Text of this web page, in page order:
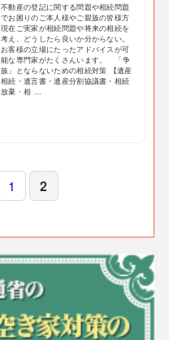
不動産の登記に関する問題や相続問題
でお困りのご本人様やご親族の皆様方
現在ご実家が相続問題や将来の相続を
考え、どうしたら良いか分からない。
お客様の立場にたったアドバイスが可
能な専門家がたくさんいます。 「争
族」とならないための相続対策 【遺産
相続・遺言書・遺産分割協議書・相続
放棄・相 ...
1 2